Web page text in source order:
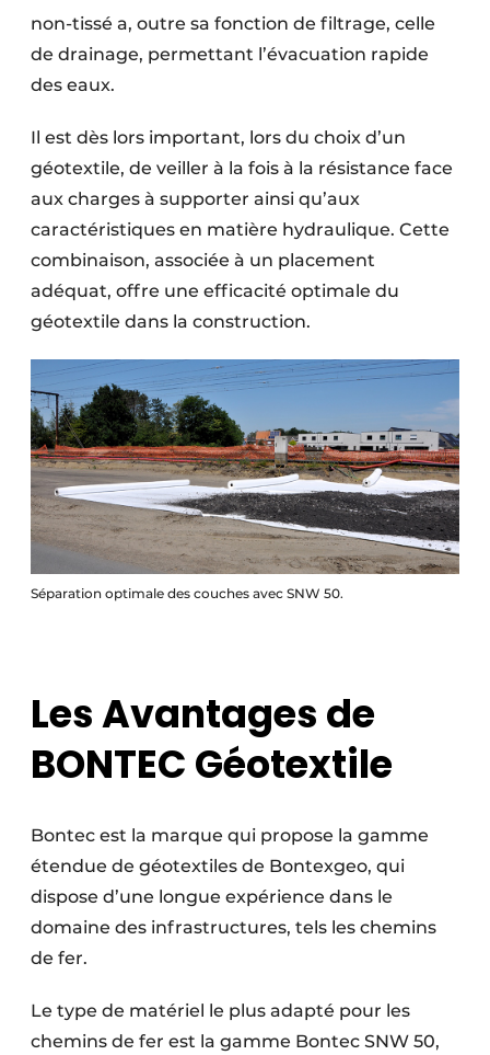
non-tissé a, outre sa fonction de filtrage, celle
de drainage, permettant l’évacuation rapide
des eaux.
Il est dès lors important, lors du choix d’un
géotextile, de veiller à la fois à la résistance face
aux charges à supporter ainsi qu’aux
caractéristiques en matière hydraulique. Cette
combinaison, associée à un placement
adéquat, offre une efficacité optimale du
géotextile dans la construction.
Séparation optimale des couches avec SNW 50.
Les Avantages de
BONTEC Géotextile
Bontec est la marque qui propose la gamme
étendue de géotextiles de Bontexgeo, qui
dispose d’une longue expérience dans le
domaine des infrastructures, tels les chemins
de fer.
Le type de matériel le plus adapté pour les
chemins de fer est la gamme Bontec SNW 50,